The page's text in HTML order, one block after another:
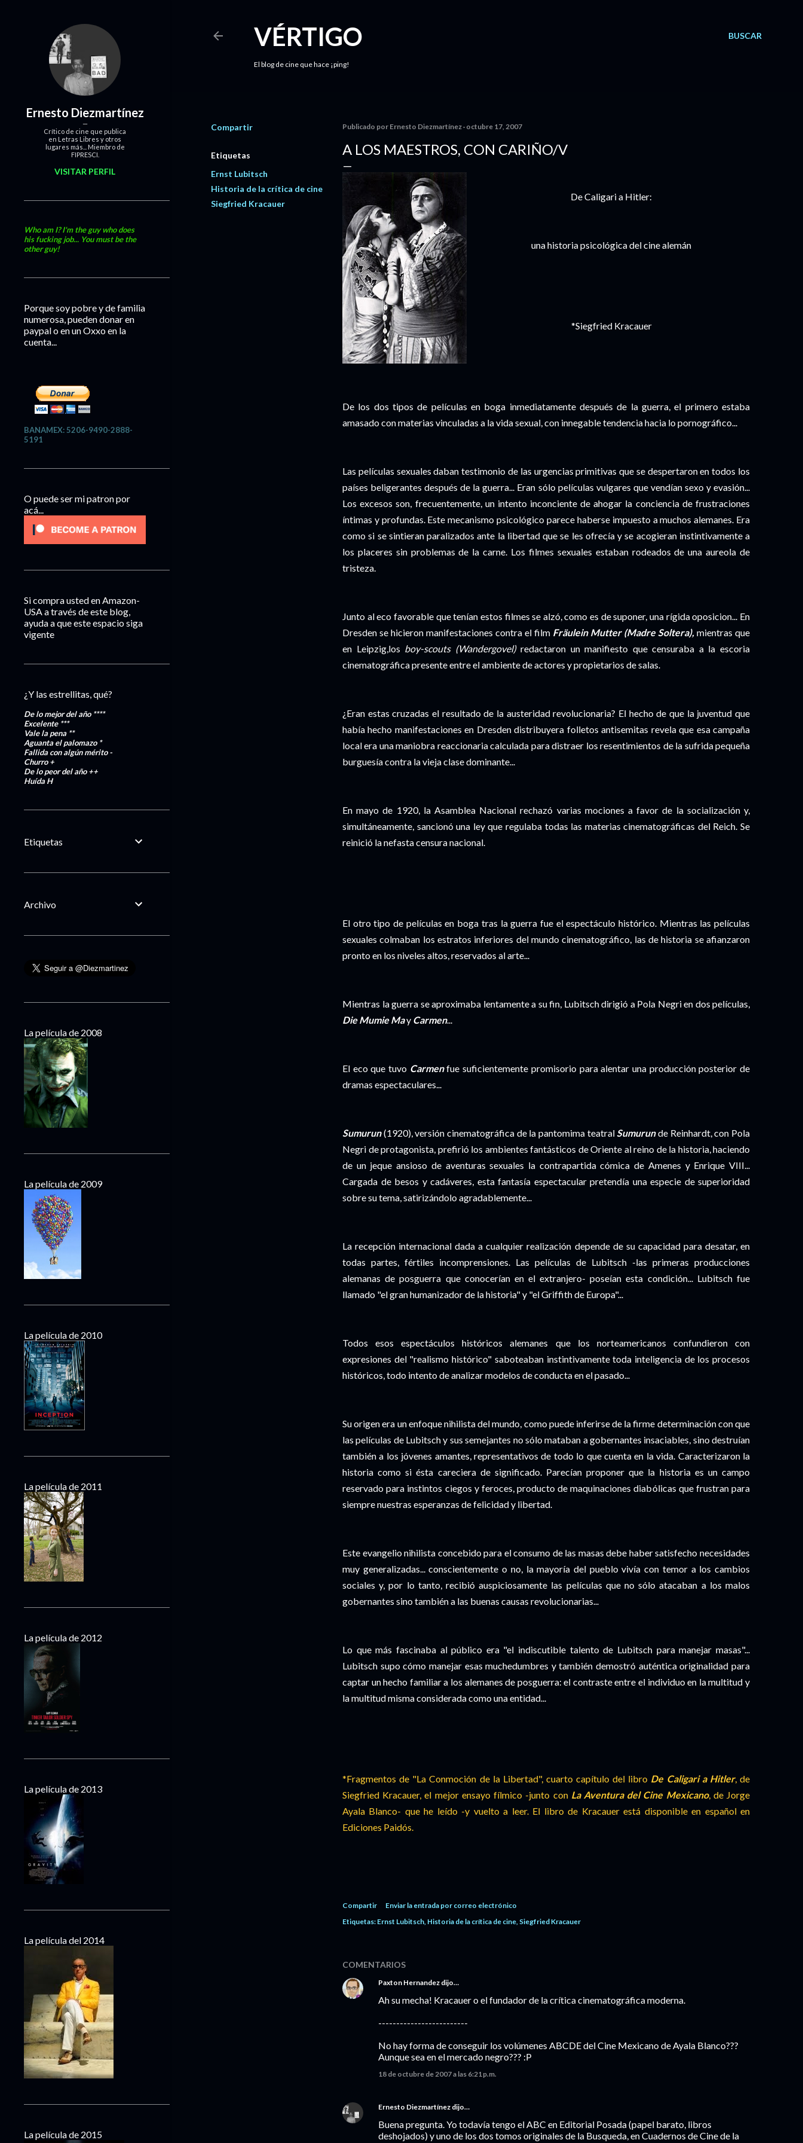
BUSCAR
VÉRTIGO
El blog de cine que hace ¡ping!
Compartir
Etiquetas
Ernst Lubitsch
Historia de la crítica de cine
Siegfried Kracauer
Publicado por Ernesto Diezmartínez octubre 17, 2007
A LOS MAESTROS, CON CARIÑO/V
De Caligari a Hitler:
una historia psicológica del cine alemán
*Siegfried Kracauer
De los dos tipos de películas en boga inmediatamente después de la guerra, el primero estaba
amasado con materias vinculadas a la vida sexual, con innegable tendencia hacia lo pornográfico...
Las películas sexuales daban testimonio de las urgencias primitivas que se despertaron en todos los
países beligerantes después de la guerra... Eran sólo películas vulgares que vendían sexo y evasión...
Los excesos son, frecuentemente, un intento inconciente de ahogar la conciencia de frustraciones
íntimas y profundas. Este mecanismo psicológico parece haberse impuesto a muchos alemanes. Era
como si se sintieran paralizados ante la libertad que se les ofrecía y se acogieran instintivamente a
los placeres sin problemas de la carne. Los filmes sexuales estaban rodeados de una aureola de
tristeza.
Junto al eco favorable que tenían estos filmes se alzó, como es de suponer, una rígida oposicion... En
Dresden se hicieron manifestaciones contra el film Fräulein Mutter (Madre Soltera), mientras que
en Leipzig,los boy-scouts (Wandergovel)redactaron un manifiesto que censuraba a la escoria
cinematográfica presente entre el ambiente de actores y propietarios de salas.
¿Eran estas cruzadas el resultado de la austeridad revolucionaria? El hecho de que la juventud que
había hecho manifestaciones en Dresden distribuyera folletos antisemitas revela que esa campaña
local era una maniobra reaccionaria calculada para distraer los resentimientos de la sufrida pequeña
burguesía contra la vieja clase dominante...
En mayo de 1920, la Asamblea Nacional rechazó varias mociones a favor de la socialización y,
simultáneamente, sancionó una ley que regulaba todas las materias cinematográficas del Reich. Se
reinició la nefasta censura nacional.
El otro tipo de películas en boga tras la guerra fue el espectáculo histórico. Mientras las películas
sexuales colmaban los estratos inferiores del mundo cinematográfico, las de historia se afianzaron
pronto en los niveles altos, reservados al arte...
Mientras la guerra se aproximaba lentamente a su fin, Lubitsch dirigió a Pola Negri en dos películas,
Die Mumie May Carmen...
El eco que tuvo Carmenfue suficientemente promisorio para alentar una producción posterior de
dramas espectaculares...
Sumurun(1920), versión cinematográfica de la pantomima teatralSumurunde Reinhardt, con Pola
Negri de protagonista, prefirió los ambientes fantásticos de Oriente al reino de la historia, haciendo
de un jeque ansioso de aventuras sexuales la contrapartida cómica de Amenes y Enrique VIII...
Cargada de besos y cadáveres, esta fantasía espectacular pretendía una especie de superioridad
sobre su tema, satirizándolo agradablemente...
La recepción internacional dada a cualquier realización depende de su capacidad para desatar, en
todas partes, fértiles incomprensiones. Las películas de Lubitsch -las primeras producciones
alemanas de posguerra que conocerían en el extranjero- poseían esta condición... Lubitsch fue
llamado "el gran humanizador de la historia" y "el Griffith de Europa"...
Todos esos espectáculos históricos alemanes que los norteamericanos confundieron con
expresiones del "realismo histórico" saboteaban instintivamente toda inteligencia de los procesos
históricos, todo intento de analizar modelos de conducta en el pasado...
Su origen era un enfoque nihilista del mundo, como puede inferirse de la firme determinación con que
las películas de Lubitsch y sus semejantes no sólo mataban a gobernantes insaciables, sino destruían
también a los jóvenes amantes, representativos de todo lo que cuenta en la vida. Caracterizaron la
historia como si ésta careciera de significado. Parecían proponer que la historia es un campo
reservado para instintos ciegos y feroces, producto de maquinaciones diabólicas que frustran para
siempre nuestras esperanzas de felicidad y libertad.
Este evangelio nihilista concebido para el consumo de las masas debe haber satisfecho necesidades
muy generalizadas... conscientemente o no, la mayoría del pueblo vivía con temor a los cambios
sociales y, por lo tanto, recibió auspiciosamente las películas que no sólo atacaban a los malos
gobernantes sino también a las buenas causas revolucionarias...
Lo que más fascinaba al público era "el indiscutible talento de Lubitsch para manejar masas"...
Lubitsch supo cómo manejar esas muchedumbres y también demostró auténtica originalidad para
captar un hecho familiar a los alemanes de posguerra: el contraste entre el individuo en la multitud y
la multitud misma considerada como una entidad...
*Fragmentos de "La Conmoción de la Libertad", cuarto capítulo del libro De Caligari a Hitler, de
Siegfried Kracauer, el mejor ensayo fílmico -junto con La Aventura del Cine Mexicano, de Jorge
Ayala Blanco- que he leído -y vuelto a leer. El libro de Kracauer está disponible en español en
Ediciones Paidós.
Compartir
Enviar la entrada por correo electrónico
Etiquetas: Ernst Lubitsch Historia de la crítica de cine Siegfried Kracauer
COMENTARIOS
Paxton Hernandez dijo…
Ah su mecha! Kracauer o el fundador de la crítica cinematográfica moderna.
-------------------------
No hay forma de conseguir los volúmenes ABCDE del Cine Mexicano de Ayala Blanco???
Aunque sea en el mercado negro??? :P
18 de octubre de 2007 a las 6:21 p.m.
Ernesto Diezmartínez dijo…
Buena pregunta. Yo todavía tengo el ABC en Editorial Posada (papel barato, libros
deshojados) y uno de los dos tomos originales de la Busqueda, en Cuadernos de Cine de la
Ernesto Diezmartínez
Crítico de cine que publica
en Letras Libres y otros
lugares más... Miembro de
FIPRESCI.
VISITAR PERFIL
Who am I? I'm the guy who does
his fucking job... You must be the
other guy!
Porque soy pobre y de familia
numerosa, pueden donar en
paypal o en un Oxxo en la
cuenta...
BANAMEX: 5206-9490-2888-
5191
O puede ser mi patron por
acá...
Si compra usted en Amazon-
USA a través de este blog,
ayuda a que este espacio siga
vigente
¿Y las estrellitas, qué?
De lo mejor del año ****
Excelente***
Vale la pena **
Aguanta el palomazo *
Fallida con algún mérito-
Churro+
De lo peor del año++
HuídaH
Etiquetas
Archivo
La película de 2008
La película de 2009
La película de 2010
La película de 2011
La película de 2012
La película de 2013
La película del 2014
La película de 2015